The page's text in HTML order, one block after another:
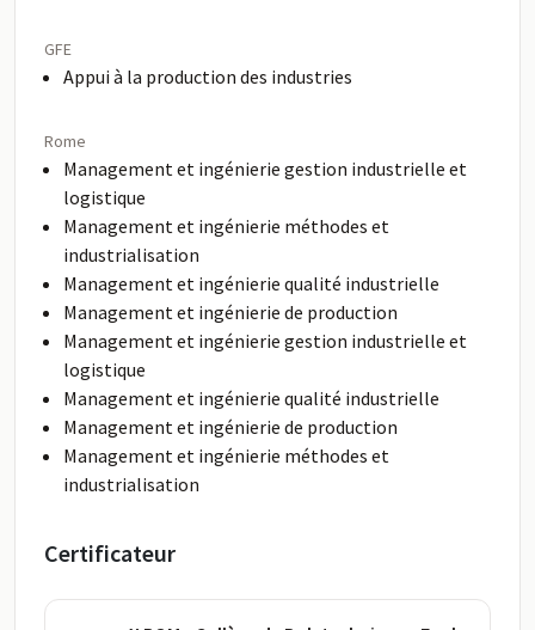
GFE
Appui à la production des industries
Rome
Management et ingénierie gestion industrielle et
logistique
Management et ingénierie méthodes et
industrialisation
Management et ingénierie qualité industrielle
Management et ingénierie de production
Management et ingénierie gestion industrielle et
logistique
Management et ingénierie qualité industrielle
Management et ingénierie de production
Management et ingénierie méthodes et
industrialisation
Certificateur